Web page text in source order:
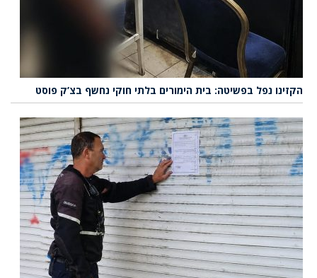
הקזינו נפל בפשיטה: בית הימורים בלתי חוקי נחשף בצ’ק פוסט